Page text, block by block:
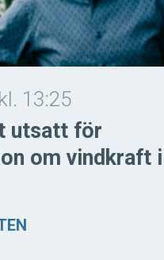
13:25
utsatt för
om vindkraft i